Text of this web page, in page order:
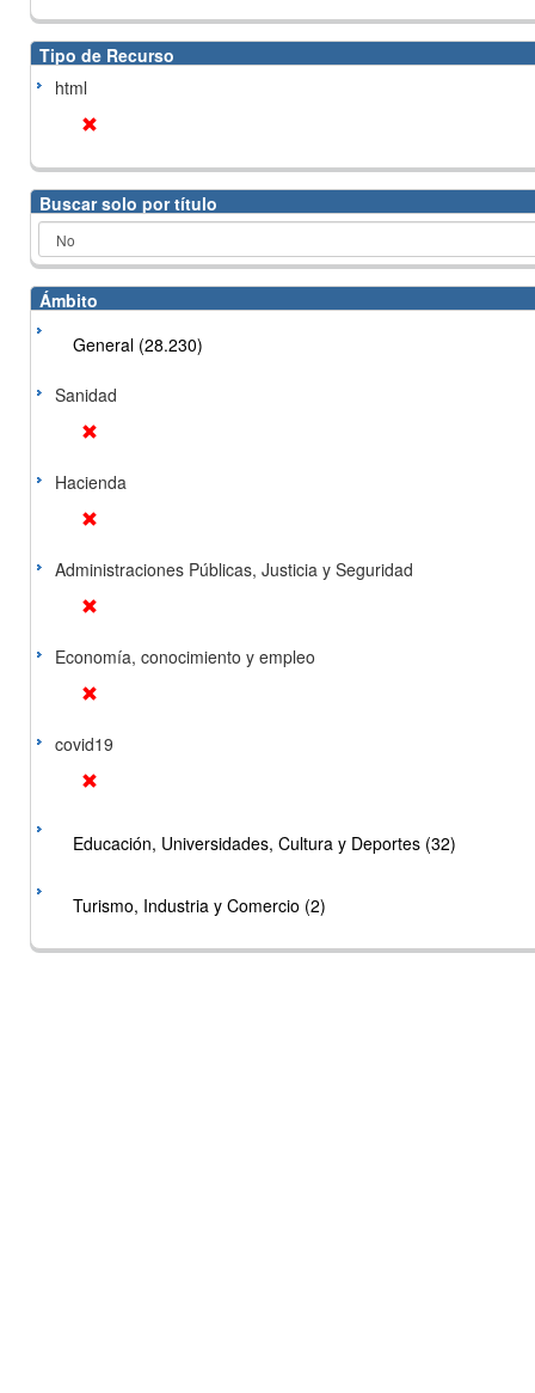
Tipo de Recurso
html
Buscar solo por título
Ámbito
General (28.230)
Sanidad
Hacienda
Administraciones Públicas, Justicia y Seguridad
Economía, conocimiento y empleo
covid19
Educación, Universidades, Cultura y Deportes (32)
Turismo, Industria y Comercio (2)